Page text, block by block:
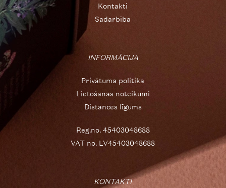
Kontakti
Sadarbība
INFORMĀCIJA
Privātuma politika
Lietošanas noteikumi
Distances līgums
Reg.no. 45403048688
VAT no. LV45403048688
KONTAKTI